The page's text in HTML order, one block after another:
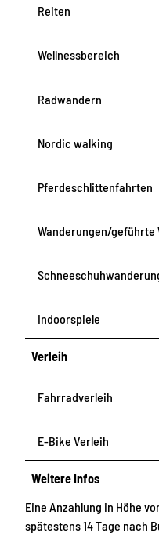
Reiten
Wellnessbereich
Radwandern
Nordic walking
Pferdeschlittenfahrten
Wanderungen/geführte
Indoorspiele
Verleih
Fahrradverleih
E-Bike Verleih
Weitere Infos
Eine Anzahlung in Höhe
spätestens 14 Tage nach